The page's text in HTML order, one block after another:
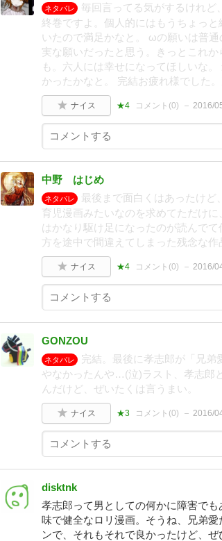
ネタバレ
毎回言ってる気がするけれ
終巻ですよ。個人的にはもうちょっ
いたので満足かなと。 ωの願いは普
実な願いだったと思う。きっとこれ
も。六人には幸せになってほしいな
かったかなと。 完結お疲れ様でした
ナイス ★4 コメント(0) 2016/
中野 はじめ
ネタバレ
最後まで面白くはあったけ
育児漫画みたいなのを求めてただけ
はかなり駆け足になったのが読んで
方を途中で間違えてしまった残念な作
ナイス ★4 コメント(0) 2016/
GONZOU
ネタバレ
完結。最後に孝志郎が「兄
やなかったんや…(泣)ラスト、孝志郎
んだけど、ぜいたくは言うまい。
ナイス ★3 コメント(0) 2016/
disktnk
孝志郎って男としての何かに障害で
味で健全なロリ漫画。そうね、兄弟
ンで、それもそれで良かったけど、